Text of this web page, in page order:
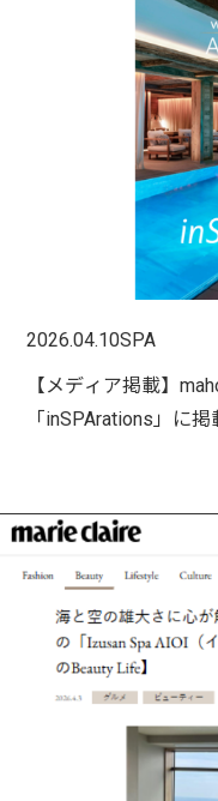
2026.04.10SPA
【メディア掲載】
「inSPArations」に